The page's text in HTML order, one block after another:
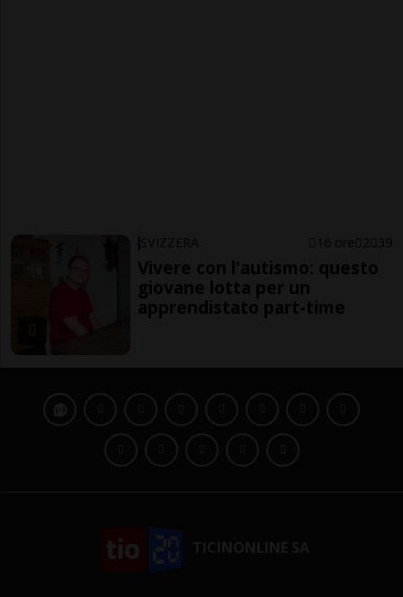
SVIZZERA 16 ore 2 39
Vivere con l'autismo: questo
giovane lotta per un
apprendistato part-time